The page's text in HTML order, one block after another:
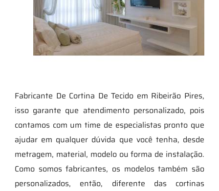
Fabricante De Cortina De Tecido em Ribeirão Pires,
isso garante que atendimento personalizado, pois
contamos com um time de especialistas pronto que
ajudar em qualquer dúvida que você tenha, desde
metragem, material, modelo ou forma de instalação.
Como somos fabricantes, os modelos também são
personalizados, então, diferente das cortinas